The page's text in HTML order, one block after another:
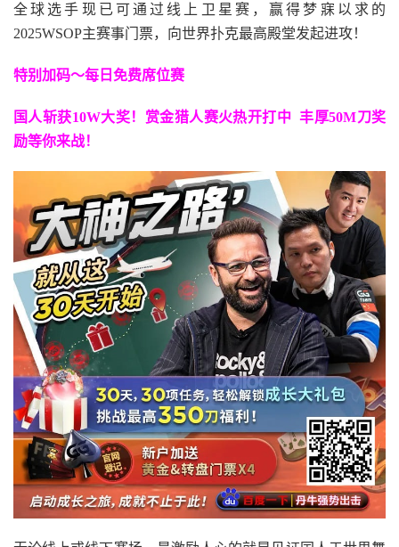
全球选手现已可通过线上卫星赛，赢得梦寐以求的
2025WSOP主赛事门票，向世界扑克最高殿堂发起进攻！
特别加码～每日免费席位赛
国人斩获10W大奖！ 赏金猎人赛火热开打中 丰厚50M刀奖
励等你来战！